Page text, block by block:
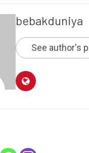
bebakduniya
See author's